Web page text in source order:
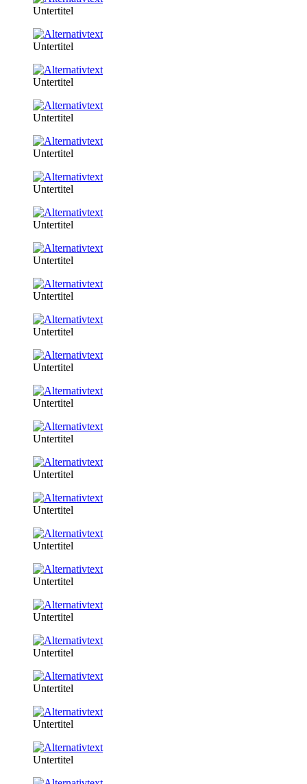
Untertitel
Untertitel
Untertitel
Untertitel
Untertitel
Untertitel
Untertitel
Untertitel
Untertitel
Untertitel
Untertitel
Untertitel
Untertitel
Untertitel
Untertitel
Untertitel
Untertitel
Untertitel
Untertitel
Untertitel
Untertitel
Untertitel